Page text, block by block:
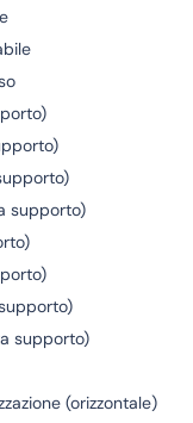
supporto)
supporto)
(orizzontale)